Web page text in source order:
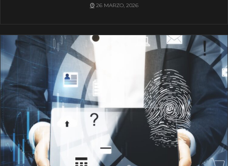
26 MARZO, 2026